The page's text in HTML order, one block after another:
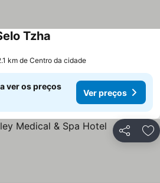
Tzha
km de Centro da cidade
ver os preços
Ver preços
Partilhar